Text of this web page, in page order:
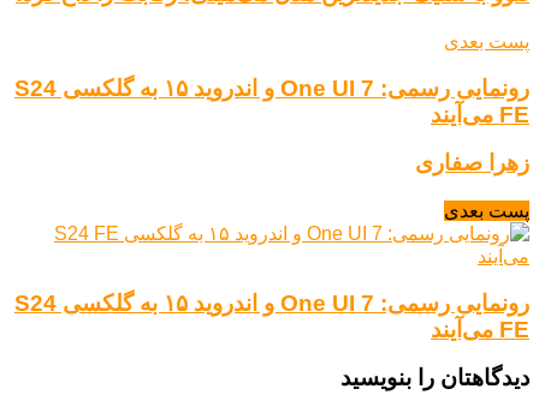
پست بعدی
رونمایی رسمی: One UI 7 و اندروید ۱۵ به گلکسی S24
FE می‌آیند
زهرا صفاری
پست بعدی
رونمایی رسمی: One UI 7 و اندروید ۱۵ به گلکسی S24
FE می‌آیند
دیدگاهتان را بنویسید